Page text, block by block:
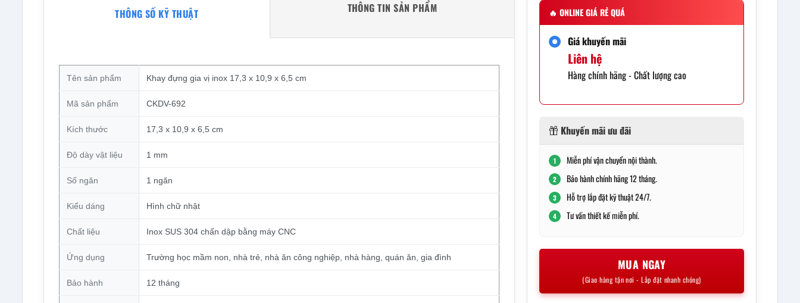
THÔNG SỐ KỸ THUẬT THÔNG TIN SẢN PHẨM
Tên sản phẩm Khay đựng gia vị inox 17,3 x 10,9 x 6,5 cm
Mã sản phẩm CKDV-692
Kích thước 17,3 x 10,9 x 6,5 cm
Độ dày vật liệu 1 mm
Số ngăn 1 ngăn
Kiểu dáng Hình chữ nhật
Chất liệu Inox SUS 304 chấn dập bằng máy CNC
Ứng dụng Trường học mầm non, nhà trẻ, nhà ăn công nghiệp, nhà hàng, quán ăn, gia đình
Bảo hành 12 tháng
🔥 ONLINE GIÁ RẺ QUÁ
Giá khuyến mãi
Liên hệ
Hàng chính hãng - Chất lượng cao
Khuyến mãi ưu đãi
1 Miễn phí vận chuyển nội thành.
2 Bảo hành chính hãng 12 tháng.
3 Hỗ trợ lắp đặt kỹ thuật 24/7.
4 Tư vấn thiết kế miễn phí.
MUA NGAY
(Giao hàng tận nơi - Lắp đặt nhanh chóng)